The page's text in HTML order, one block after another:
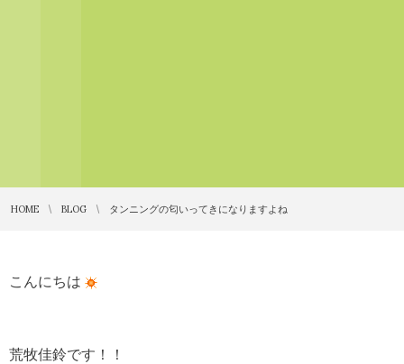
HOME BLOG タンニングの匂いってきになりますよね
こんにちは
荒牧佳鈴です！！